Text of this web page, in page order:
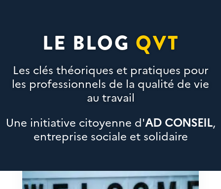
LE BLOG QVT
Les clés théoriques et pratiques pour
les professionnels de la qualité de vie
au travail
Une initiative citoyenne d'AD CONSEIL,
entreprise sociale et solidaire